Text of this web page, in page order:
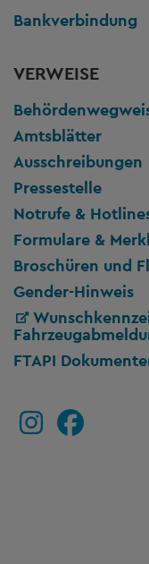
Bankverbindung
VERWEISE
Amtsblätter
Ausschreibungen
Pressestelle
Notrufe &
Formulare &
Broschüren und
Gender-Hinweis
FTAPI